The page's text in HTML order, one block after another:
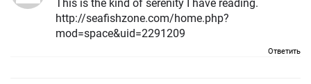
This is the kind of serenity I have reading.
http://seafishzone.com/home.php?
mod=space&uid=2291209
Ответить